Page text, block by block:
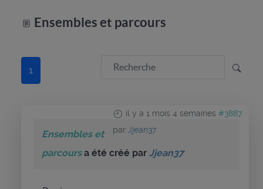
Ensembles et parcours
1
il y a 1 mois 4 semaines #3887
par Jjean37
Ensembles et
parcoursa été créé par Jjean37